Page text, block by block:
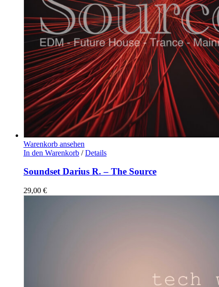
Warenkorb ansehen
In den Warenkorb / Details
Soundset Darius R. – The Source
29,00 €